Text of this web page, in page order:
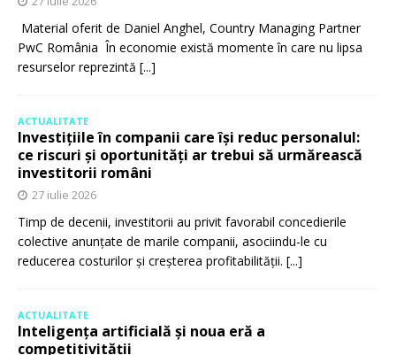
Material oferit de Daniel Anghel, Country Managing Partner
PwC România În economie există momente în care nu lipsa
resurselor reprezintă [...]
ACTUALITATE
Investițiile în companii care își reduc personalul:
ce riscuri și oportunități ar trebui să urmărească
investitorii români
27 iulie 2026
Timp de decenii, investitorii au privit favorabil concedierile
colective anunțate de marile companii, asociindu-le cu
reducerea costurilor și creșterea profitabilității. [...]
ACTUALITATE
Inteligența artificială și noua eră a
competitivității